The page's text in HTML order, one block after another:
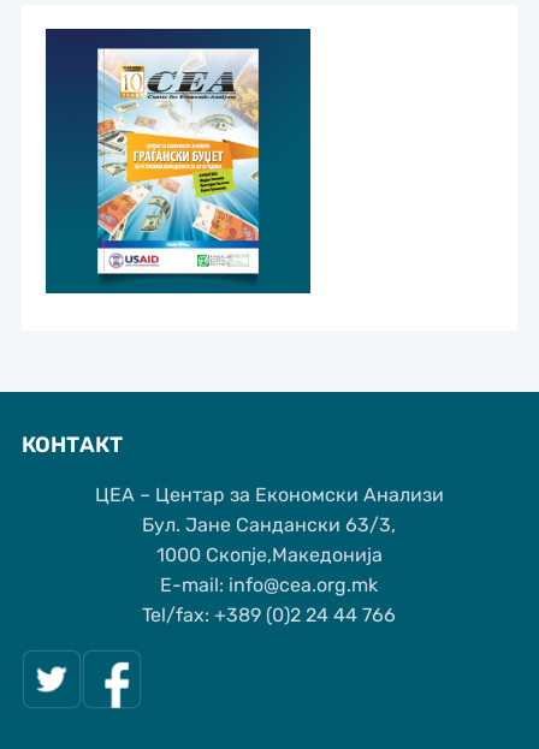
КОНТАКТ
ЦЕА – Центар за Економски Анализи
Бул. Јане Сандански 63/3,
1000 Скопје,Македонија
Е-mail: info@cea.org.mk
Tel/fax: +389 (0)2 24 44 766